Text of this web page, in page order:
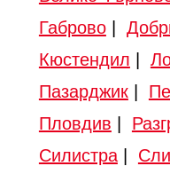
Габрово|
Кюстендил
Пазарджик|
Пловдив
Силистра|